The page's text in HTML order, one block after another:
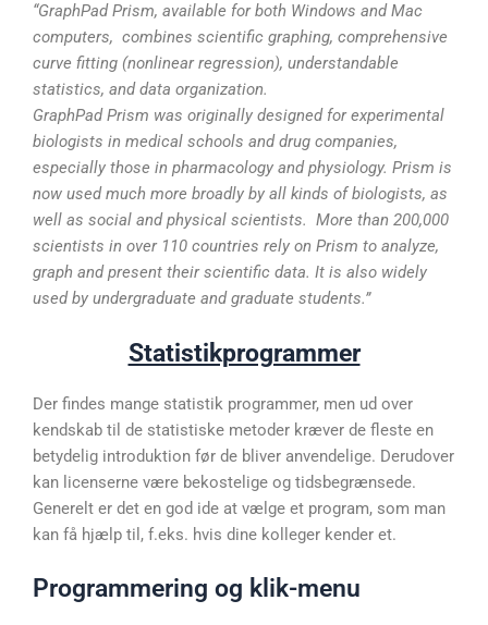
“GraphPad Prism, available for both Windows and Mac
computers, combines scientific graphing, comprehensive
curve fitting (nonlinear regression), understandable
statistics, and data organization.
GraphPad Prism was originally designed for experimental
biologists in medical schools and drug companies,
especially those in pharmacology and physiology. Prism is
now used much more broadly by all kinds of biologists, as
well as social and physical scientists. More than 200,000
scientists in over 110 countries rely on Prism to analyze,
graph and present their scientific data. It is also widely
used by undergraduate and graduate students.”
Statistikprogrammer
Der findes mange statistik programmer, men ud over
kendskab til de statistiske metoder kræver de fleste en
betydelig introduktion før de bliver anvendelige. Derudover
kan licenserne være bekostelige og tidsbegrænsede.
Generelt er det en god ide at vælge et program, som man
kan få hjælp til, f.eks. hvis dine kolleger kender et.
Programmering og klik-menu